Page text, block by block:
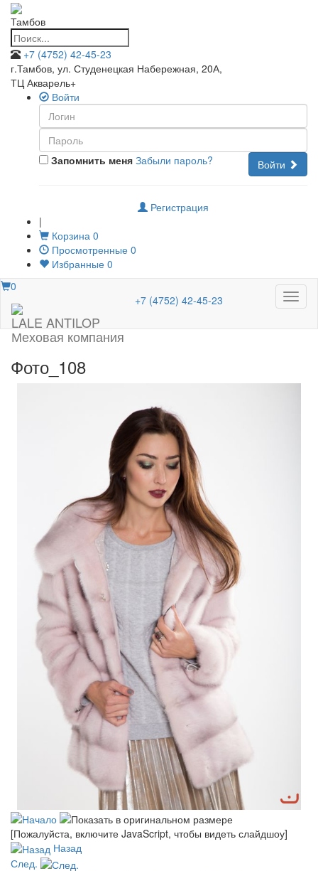
Тамбов
+7 (4752) 42-45-23
г.Тамбов, ул. Студенецкая Набережная, 20А,
ТЦ Акварель+
Войти
Запомнить меня Войти
Забыли пароль?
Регистрация
|
Корзина 0
Просмотренные 0
Избранные 0
Меню
0
LALE ANTILOP
Меховая компания
+7 (4752) 42-45-23
Фото_108
[Пожалуйста, включите JavaScript, чтобы видеть слайдшоу]
Назад
След.